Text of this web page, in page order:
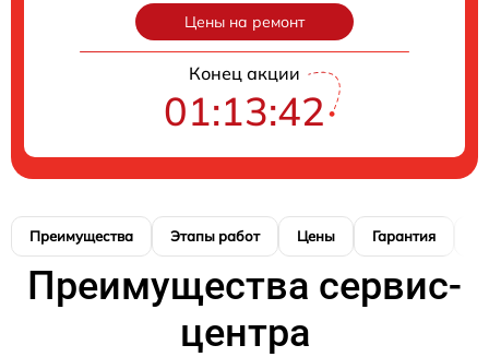
Цены на ремонт
Конец акции
01:13:41
Преимущества Этапы работ Цены Гарантия
Преимущества сервис-
центра